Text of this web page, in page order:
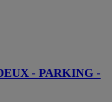
- PARKING -